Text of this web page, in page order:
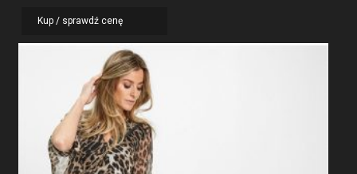
Kup / sprawdź cenę